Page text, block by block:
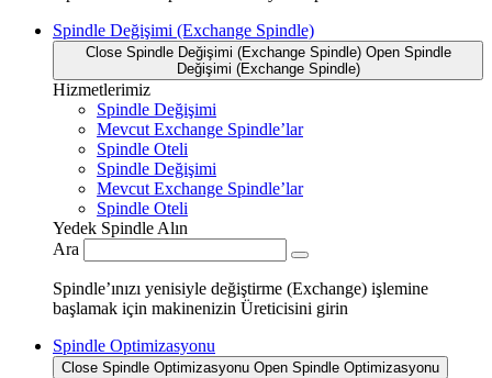
Spindle Değişimi (Exchange Spindle)
Close Spindle Değişimi (Exchange Spindle) Open Spindle
Değişimi (Exchange Spindle)
Hizmetlerimiz
Spindle Değişimi
Mevcut Exchange Spindle’lar
Spindle Oteli
Spindle Değişimi
Mevcut Exchange Spindle’lar
Spindle Oteli
Yedek Spindle Alın
Ara
Spindle’ınızı yenisiyle değiştirme (Exchange) işlemine
başlamak için makinenizin Üreticisini girin
Spindle Optimizasyonu
Close Spindle Optimizasyonu Open Spindle Optimizasyonu